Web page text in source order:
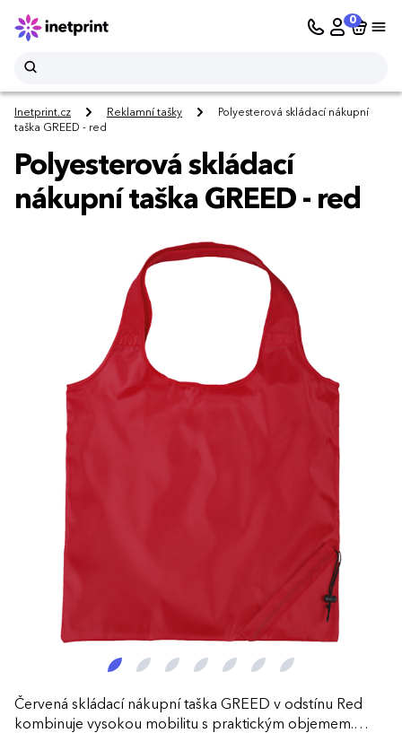
0
Inetprint.cz Reklamní tašky
Polyesterová skládací nákupní
taška GREED - red
Polyesterová skládací
nákupní taška GREED - red
Červená skládací nákupní taška GREED v odstínu Red
kombinuje vysokou mobilitu s praktickým objemem.